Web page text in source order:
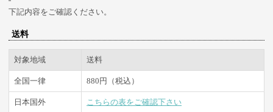
下記内容をご確認ください。
送料
対象地域 送料
全国一律 880円（税込）
日本国外 こちらの表をご確認下さい